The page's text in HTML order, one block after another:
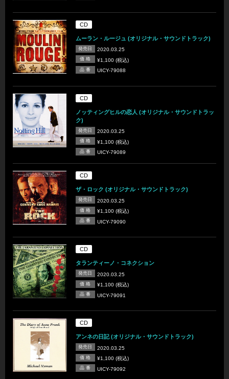
CD
ムーラン・ルージュ (オリジナル・サウンドトラック)
発売日 2020.03.25
価 格 ¥1,100 (税込)
品 番 UICY-79088
CD
ノッティングヒルの恋人 (オリジナル・サウンドトラッ
ク)
発売日 2020.03.25
価 格 ¥1,100 (税込)
品 番 UICY-79089
CD
ザ・ロック (オリジナル・サウンドトラック)
発売日 2020.03.25
価 格 ¥1,100 (税込)
品 番 UICY-79090
CD
タランティーノ・コネクション
発売日 2020.03.25
価 格 ¥1,100 (税込)
品 番 UICY-79091
CD
アンネの日記 (オリジナル・サウンドトラック)
発売日 2020.03.25
価 格 ¥1,100 (税込)
品 番 UICY-79092